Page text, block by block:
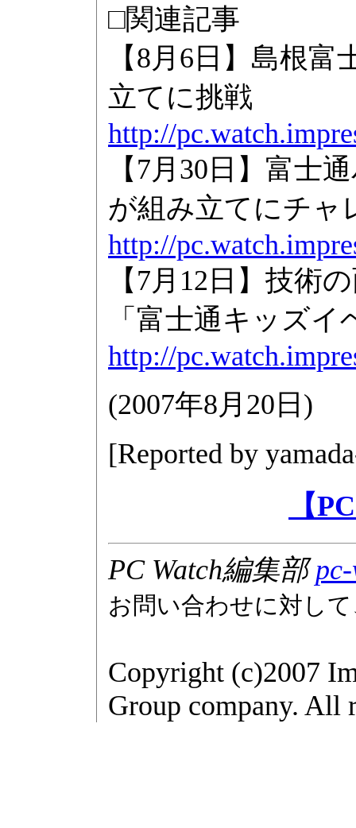
□関連記事
【8月6日】島根
立てに挑戦
http://
【7月30日】富士
が組み立てにチャ
http://
【7月12日】技術
「富士通キッズイ
http://
(2007年8月20日 )
[Reported by
【
PC Watch編集部
お問い合わせに対し
Copyright (c)2007
Group company. All